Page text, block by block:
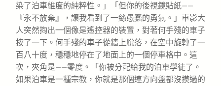
染了泊車維度的純粹性。」「但你的後視鏡貼紙——
『永不放棄』，讓我看到了一絲愚蠢的勇氣。」車影大
人突然掏出一個像是遙控器的裝置，對著何手殘的車子
按了一下。何手殘的車子從牆上脫落，在空中旋轉了一
百八十度，穩穩地停在了地面上的一個停車格中。這
次，夾角是——零度。「你被分配給我的泊車學徒了。
如果泊車是一種宗教，你就是那個連方向盤都沒摸過的